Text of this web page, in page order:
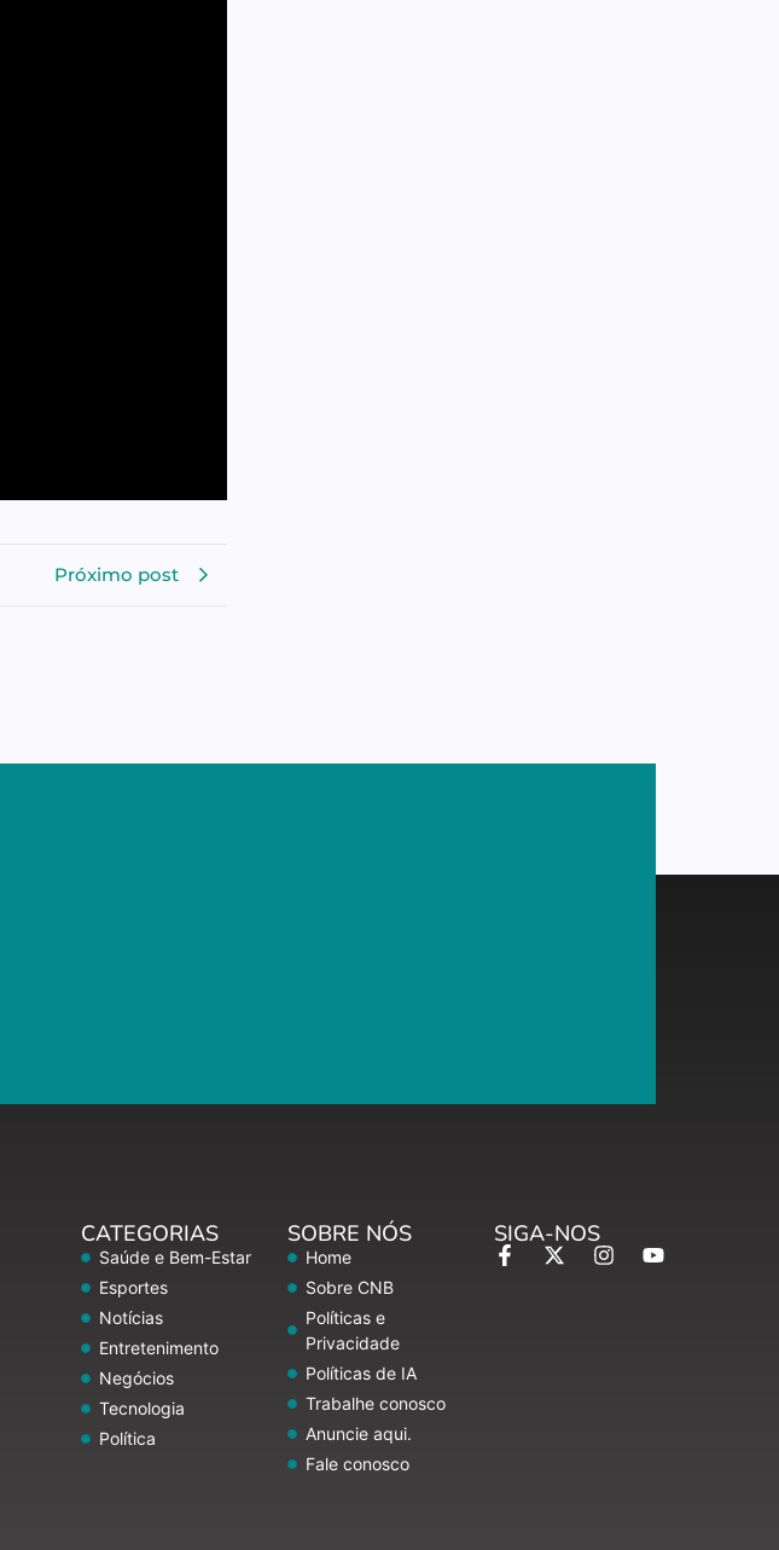
Próximo post
CATEGORIAS
Saúde e Bem-Estar
Esportes
Notícias
Entretenimento
Negócios
Tecnologia
Política
SOBRE NÓS
Home
Sobre CNB
Políticas e
Privacidade
Políticas de IA
Trabalhe conosco
Anuncie aqui.
Fale conosco
SIGA-NOS